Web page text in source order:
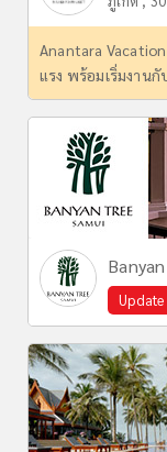
Anantara
แรง พร้อมเริ่มงานกั
Update